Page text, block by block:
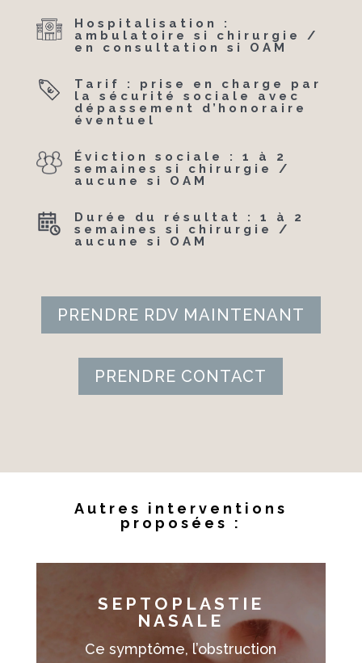
Hospitalisation :
ambulatoire si chirurgie /
en consultation si OAM
Tarif : prise en charge par
la sécurité sociale avec
dépassement d’honoraire
éventuel
Éviction sociale : 1 à 2
semaines si chirurgie /
aucune si OAM
Durée du résultat : 1 à 2
semaines si chirurgie /
aucune si OAM
PRENDRE RDV MAINTENANT
PRENDRE CONTACT
Autres interventions
proposées :
SEPTOPLASTIE
NASALE
Ce symptôme, l’obstruction